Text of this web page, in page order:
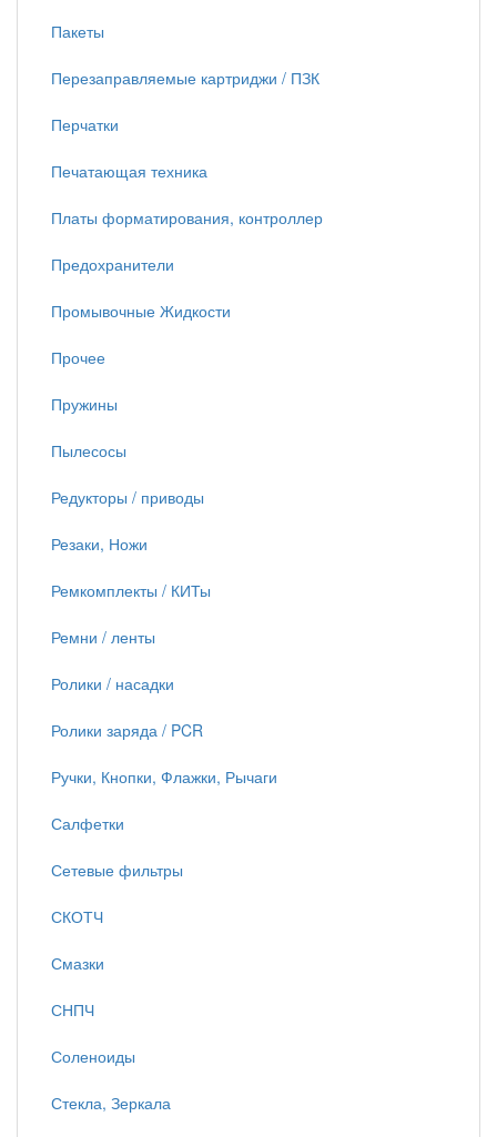
Пакеты
Перезаправляемые картриджи / ПЗК
Перчатки
Печатающая техника
Платы форматирования, контроллер
Предохранители
Промывочные Жидкости
Прочее
Пружины
Пылесосы
Редукторы / приводы
Резаки, Ножи
Ремкомплекты / КИТы
Ремни / ленты
Ролики / насадки
Ролики заряда / PCR
Ручки, Кнопки, Флажки, Рычаги
Салфетки
Сетевые фильтры
СКОТЧ
Смазки
СНПЧ
Соленоиды
Стекла, Зеркала